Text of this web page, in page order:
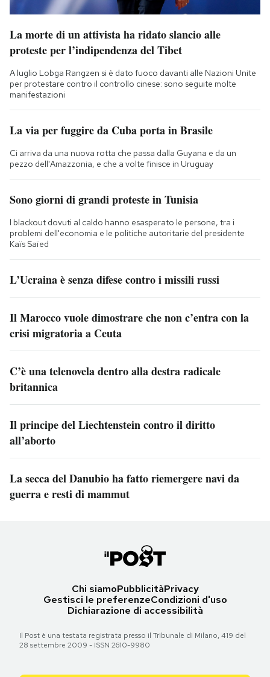
La morte di un attivista ha ridato slancio alle
proteste per l’indipendenza del Tibet
A luglio Lobga Rangzen si è dato fuoco davanti alle Nazioni Unite
per protestare contro il controllo cinese: sono seguite molte
manifestazioni
La via per fuggire da Cuba porta in Brasile
Ci arriva da una nuova rotta che passa dalla Guyana e da un
pezzo dell'Amazzonia, e che a volte finisce in Uruguay
Sono giorni di grandi proteste in Tunisia
I blackout dovuti al caldo hanno esasperato le persone, tra i
problemi dell'economia e le politiche autoritarie del presidente
Kaïs Saïed
L’Ucraina è senza difese contro i missili russi
Il Marocco vuole dimostrare che non c’entra con la
crisi migratoria a Ceuta
C’è una telenovela dentro alla destra radicale
britannica
Il principe del Liechtenstein contro il diritto
all’aborto
La secca del Danubio ha fatto riemergere navi da
guerra e resti di mammut
Chi siamoPubblicitàPrivacy
Gestisci le preferenzeCondizioni d'uso
Dichiarazione di accessibilità
Il Post è una testata registrata presso il Tribunale di Milano, 419 del
28 settembre 2009 - ISSN 2610-9980